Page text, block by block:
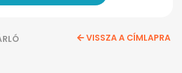
VISSZA A CÍMLAPRA